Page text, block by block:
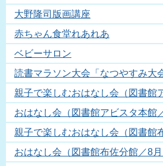
大野隆司版画講座
赤ちゃん食堂れあれあ
ベビーサロン
読書マラソン大会「なつやすみ大
親子で楽しむおはなし会（図書館
おはなし会（図書館アビスタ本館
親子で楽しむおはなし会（図書館
おはなし会（図書館布佐分館／8月